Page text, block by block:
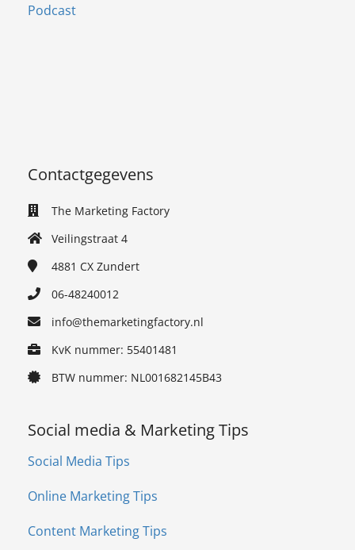
Podcast
Contactgegevens
The Marketing Factory
Veilingstraat 4
4881 CX Zundert
06-48240012
info@themarketingfactory.nl
KvK nummer: 55401481
BTW nummer: NL001682145B43
Social media & Marketing Tips
Social Media Tips
Online Marketing Tips
Content Marketing Tips